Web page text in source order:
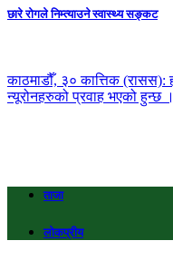
छारे रोगले निम्त्याउने स्वास्थ्य सङ्कट
काठमाडौँ, ३० कात्तिक (रासस):
न्यूरोनहरुको प्रवाह भएको हुन्छ
ताजा
लोकप्रीय